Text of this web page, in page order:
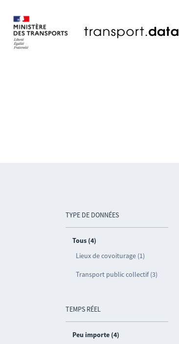
TYPE DE DONNÉES
Tous (4)
Lieux de covoiturage (1)
Transport public collectif (3)
TEMPS RÉEL
Peu importe (4)